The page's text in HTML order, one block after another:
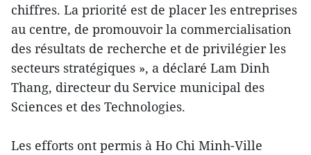
chiffres. La priorité est de placer les entreprises
au centre, de promouvoir la commercialisation
des résultats de recherche et de privilégier les
secteurs stratégiques », a déclaré Lam Dinh
Thang, directeur du Service municipal des
Sciences et des Technologies.
Les efforts ont permis à Ho Chi Minh-Ville